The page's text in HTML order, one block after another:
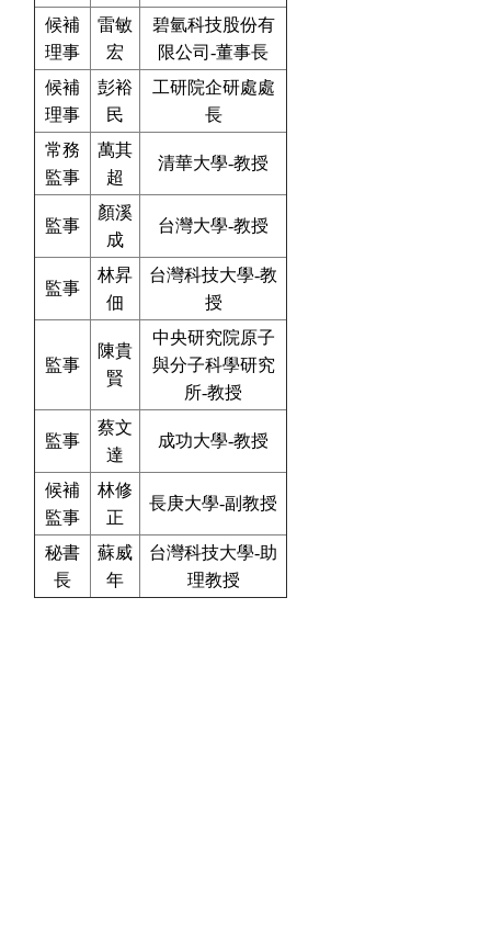
候補
理事
雷敏
宏
碧氫科技股份有
限公司-董事長
候補
理事
彭裕
民
工研院企研處處
長
常務
監事
萬其
超
清華大學-教授
監事
顏溪
成
台灣大學-教授
監事
林昇
佃
台灣科技大學-教
授
監事
陳貴
賢
中央研究院原子
與分子科學研究
所-教授
監事
蔡文
達
成功大學-教授
候補
監事
林修
正
長庚大學-副教授
秘書
長
蘇威
年
台灣科技大學-助
理教授